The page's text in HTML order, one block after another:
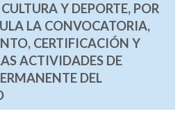
Y DEPORTE, POR
LA CONVOCATORIA,
CERTIFICACIÓN Y
ACTIVIDADES DE
DEL